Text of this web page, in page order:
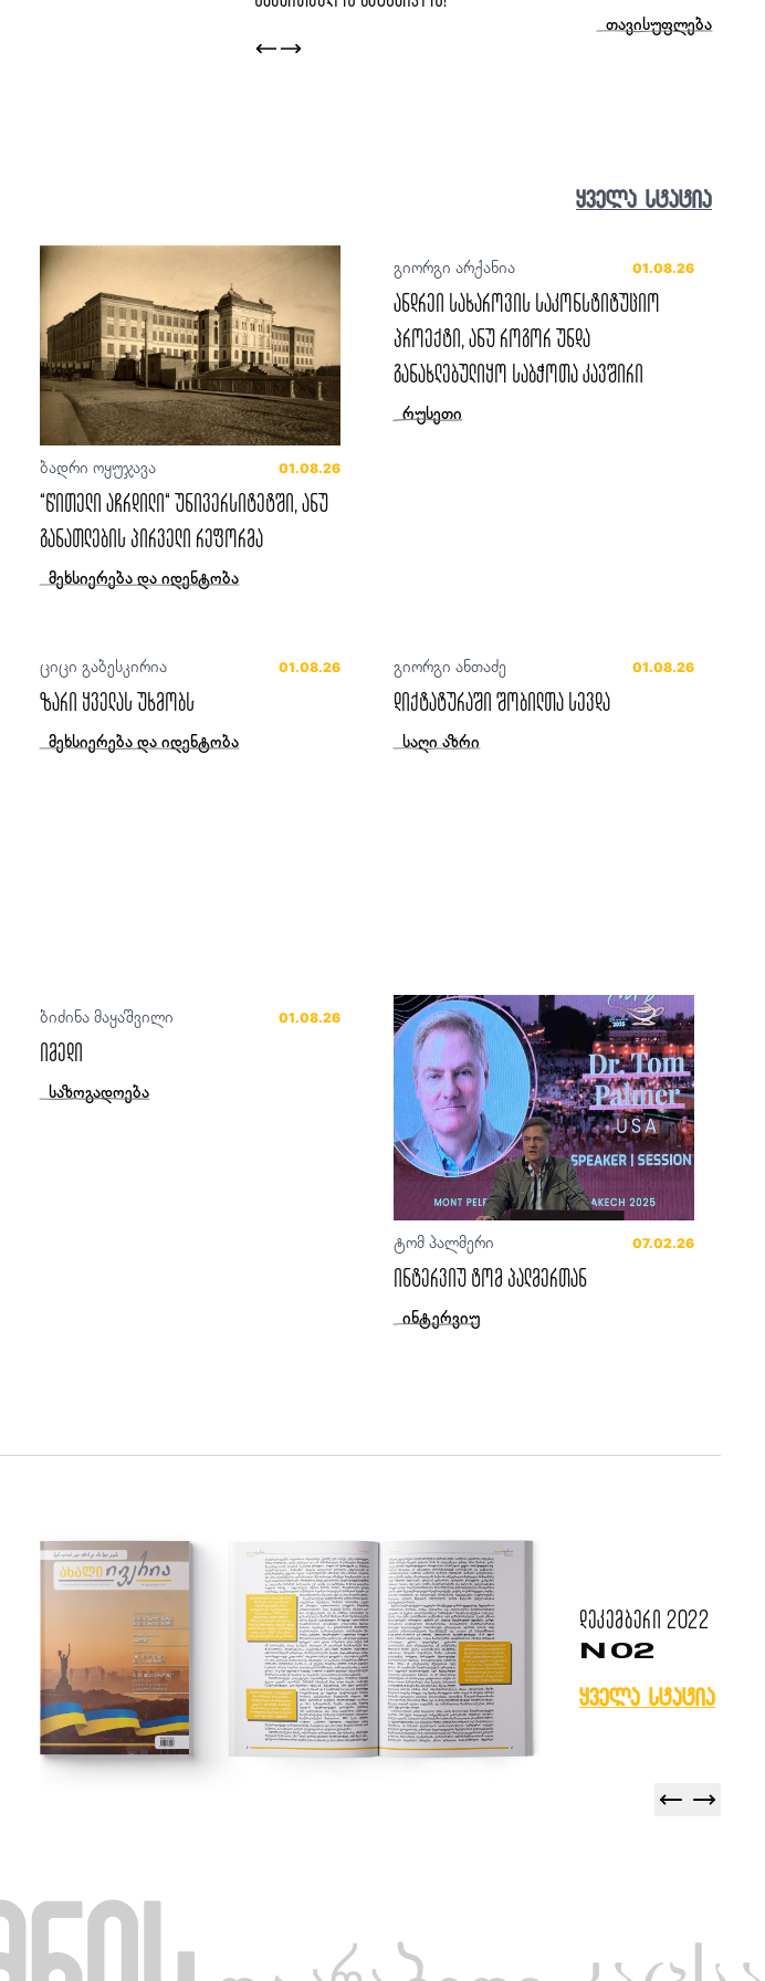
ცოცხალი ისტორია
ყველა სტატია
ბადრი ოყუჯავა 01.08.26
“წითელი აჩრდილი“ უნივერსიტეტში, ანუ
განათლების პირველი რეფორმა
მეხსიერება და იდენტობა
გიორგი არქანია 01.08.26
ანდრეი სახაროვის საკონსტიტუციო
პროექტი, ანუ როგორ უნდა
განახლებულიყო საბჭოთა კავშირი
რუსეთი
ციცი გაბესკირია 01.08.26
ზარი ყველას უხმობს
მეხსიერება და იდენტობა
გიორგი ანთაძე 01.08.26
დიქტატურაში შობილთა სევდა
საღი აზრი
ბიძინა მაყაშვილი 01.08.26
იმედი
საზოგადოება
ტომ პალმერი 07.02.26
ინტერვიუ ტომ პალმერთან
ინტერვიუ
დეკემბერი 2022
N 02
ყველა სტატია